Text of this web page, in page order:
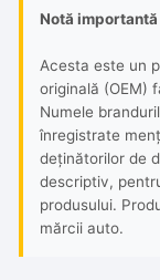
Notă
Acesta este un
originală (OEM)
Numele
înregistrate
deținătorilor de
descriptiv,
produsului.
mărcii auto.